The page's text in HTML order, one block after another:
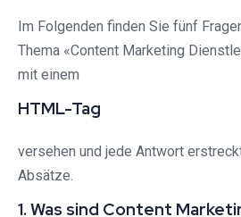
Im Folgenden finden Sie fünf
Thema «Content Marketing
mit einem
HTML-Tag
versehen und jede Antwort
Absätze.
1. Was sind Content